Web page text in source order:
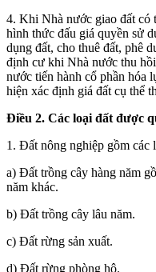
4. Khi Nhà nước giao đất có
hình thức đấu giá quyền sử
dụng đất, cho thuê đất, phê
định cư khi Nhà nước thu
nước tiến hành cổ phần hóa
hiện xác định giá đất cụ thể
Điều 2. Các loại đất được
1. Đất nông nghiệp gồm các
a) Đất trồng cây hàng năm
năm khác.
b) Đất trồng cây lâu năm.
c) Đất rừng sản xuất.
d) Đất rừng phòng hộ.